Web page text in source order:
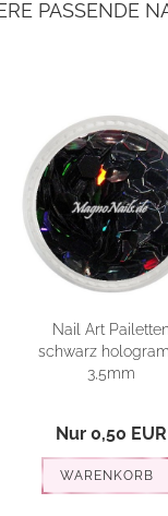
PASSENDE
Nail Art Pailetten
schwarz
3,5mm
Nur 0,50 EUR
WARENKORB